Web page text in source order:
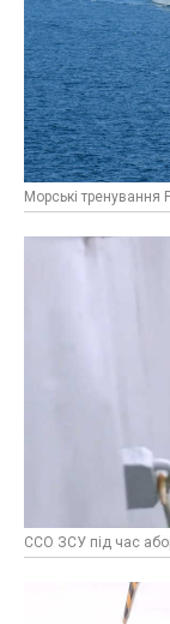
Морські тренування
ССО ЗСУ під час